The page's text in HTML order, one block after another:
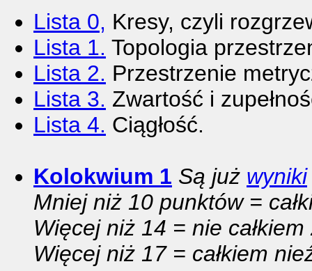
Lista 0, Kresy, czyli
Lista 1. Topologia
Lista 2. Przestrzenie
Lista 3. Zwartość i
Lista 4. Ciągłość.
Kolokwium 1 Są już wyniki
Mniej niż 10 punktów =
Więcej niż 14 = nie całkiem
Więcej niż 17 = całkiem